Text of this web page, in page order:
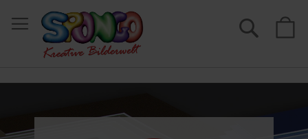
Suche